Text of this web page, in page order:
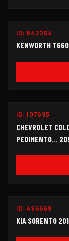
ID: 842204
KENWORTH
ID:107695
CHEVROLET
PEDIMENTO...
ID: 496668
KIA SORENTO